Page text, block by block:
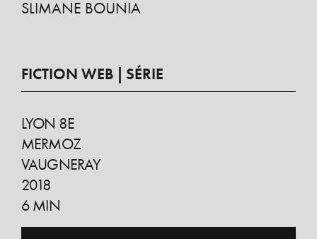
SLIMANE BOUNIA
FICTION WEB SÉRIE
LYON 8E
MERMOZ
VAUGNERAY
2018
6 MIN